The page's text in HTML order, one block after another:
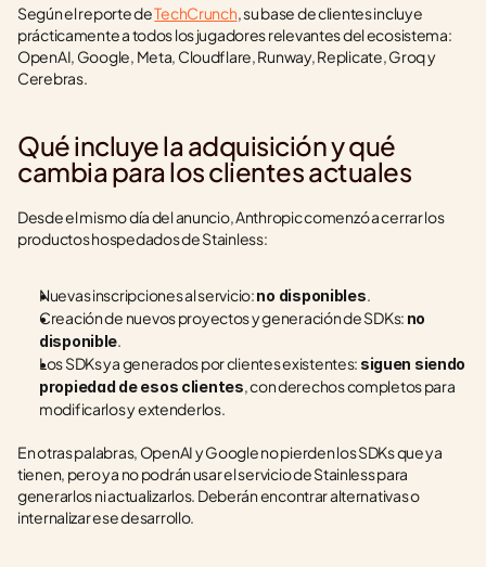
Según el reporte de TechCrunch, su base de clientes incluye
prácticamente a todos los jugadores relevantes del ecosistema:
OpenAI, Google, Meta, Cloudflare, Runway, Replicate, Groq y
Cerebras.
Qué incluye la adquisición y qué
cambia para los clientes actuales
Desde el mismo día del anuncio, Anthropic comenzó a cerrar los
productos hospedados de Stainless:
Nuevas inscripciones al servicio: no disponibles.
Creación de nuevos proyectos y generación de SDKs: no
disponible.
Los SDKs ya generados por clientes existentes: siguen siendo
propiedad de esos clientes, con derechos completos para
modificarlos y extenderlos.
En otras palabras, OpenAI y Google no pierden los SDKs que ya
tienen, pero ya no podrán usar el servicio de Stainless para
generarlos ni actualizarlos. Deberán encontrar alternativas o
internalizar ese desarrollo.